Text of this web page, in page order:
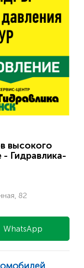
высокого
Гидравлика-
82
WhatsApp